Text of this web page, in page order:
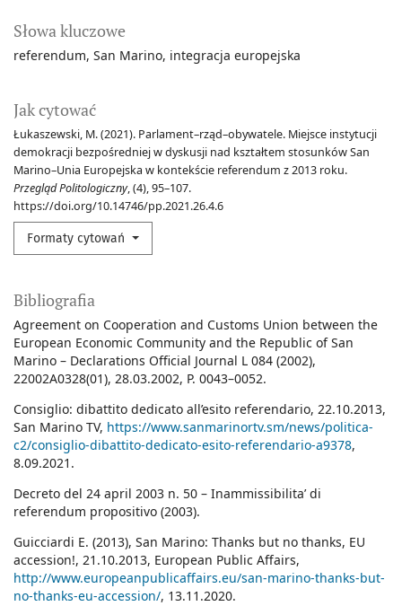
Słowa kluczowe
referendum San Marino integracja europejska
Jak cytować
Łukaszewski, M. (2021). Parlament–rząd–obywatele. Miejsce instytucji
demokracji bezpośredniej w dyskusji nad kształtem stosunków San
Marino–Unia Europejska w kontekście referendum z 2013 roku.
Przegląd Politologiczny, (4), 95–107.
https://doi.org/10.14746/pp.2021.26.4.6
Formaty cytowań
Bibliografia
Agreement on Cooperation and Customs Union between the
European Economic Community and the Republic of San
Marino – Declarations Official Journal L 084 (2002),
22002A0328(01), 28.03.2002, P. 0043–0052.
Consiglio: dibattito dedicato all’esito referendario, 22.10.2013,
San Marino TV, https://www.sanmarinortv.sm/news/politica-
c2/consiglio-dibattito-dedicato-esito-referendario-a9378,
8.09.2021.
Decreto del 24 april 2003 n. 50 – Inammissibilita’ di
referendum propositivo (2003).
Guicciardi E. (2013), San Marino: Thanks but no thanks, EU
accession!, 21.10.2013, European Public Affairs,
http://www.europeanpublicaffairs.eu/san-marino-thanks-but-
no-thanks-eu-accession/, 13.11.2020.